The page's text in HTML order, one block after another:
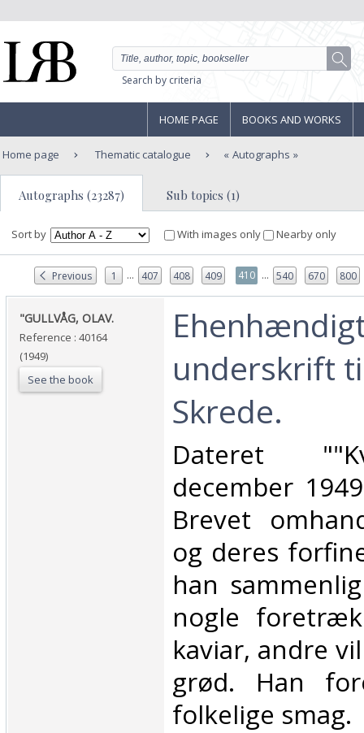
Search by criteria
HOME PAGE BOOKS AND WORKS
Home page Thematic catalogue Autographs
Autographs (23287) Sub topics (1)
Sort by With images only Nearby only
Previous 1 ... 407 408 409 410 ... 540 670 800
‎"GULLVÅG, OLAV.‎
Reference : 40164
(1949)
See the book
underskrift
Skrede.‎
‎Dateret
december
Brevet
og deres
han
nogle
kaviar, andre
grød. Han
folkelige smag.‎